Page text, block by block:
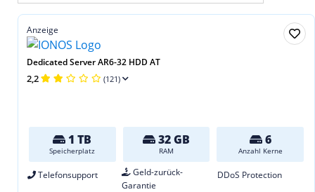
Anzeige
Dedicated Server AR6-32 HDD AT
2,2 (121)
1 TB
Speicherplatz
32 GB
RAM
6
Anzahl Kerne
Telefonsupport
Geld-zurück-
Garantie
DDoS Protection